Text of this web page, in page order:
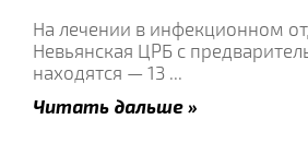
На лечении в инфекционном
Невьянская ЦРБ с
находятся — 13 ...
Читать дальше »